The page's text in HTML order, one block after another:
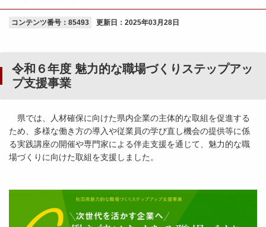
コンテンツ番号：85493 更新日： 2025年03月28日
令和６年度 魅力的な職場づくりステップアッ
プ支援事業
県では、人材確保に向けた県内企業の主体的な取組を促進する
ため、多様な働き方の導入や従業員の学び直し機会の提供等に係
る実践講座の開催や専門家による伴走支援を通じて、魅力的な職
場づくりに向けた取組を支援しました。